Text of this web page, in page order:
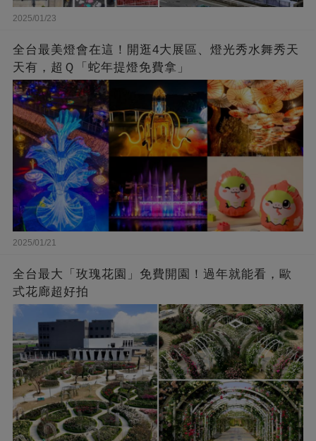
2025/01/23
全台最美燈會在這！開逛4大展區、燈光秀水舞秀天
天有，超Ｑ「蛇年提燈免費拿」
2025/01/21
全台最大「玫瑰花園」免費開園！過年就能看，歐
式花廊超好拍